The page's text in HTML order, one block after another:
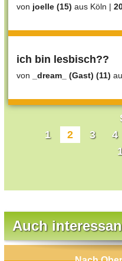
von joelle (15) aus Köln |
ich bin lesbisch??
von _dream_ (Gast) (11)
1
2 3 4
Auch